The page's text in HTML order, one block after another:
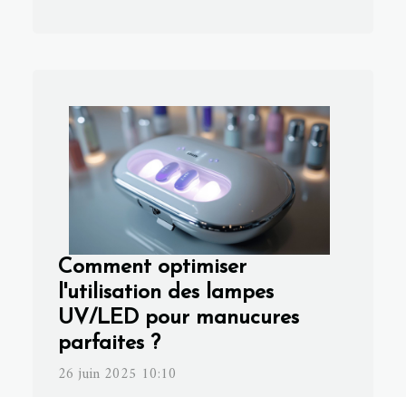
Comment optimiser
l'utilisation des lampes
UV/LED pour manucures
parfaites ?
26 juin 2025 10:10